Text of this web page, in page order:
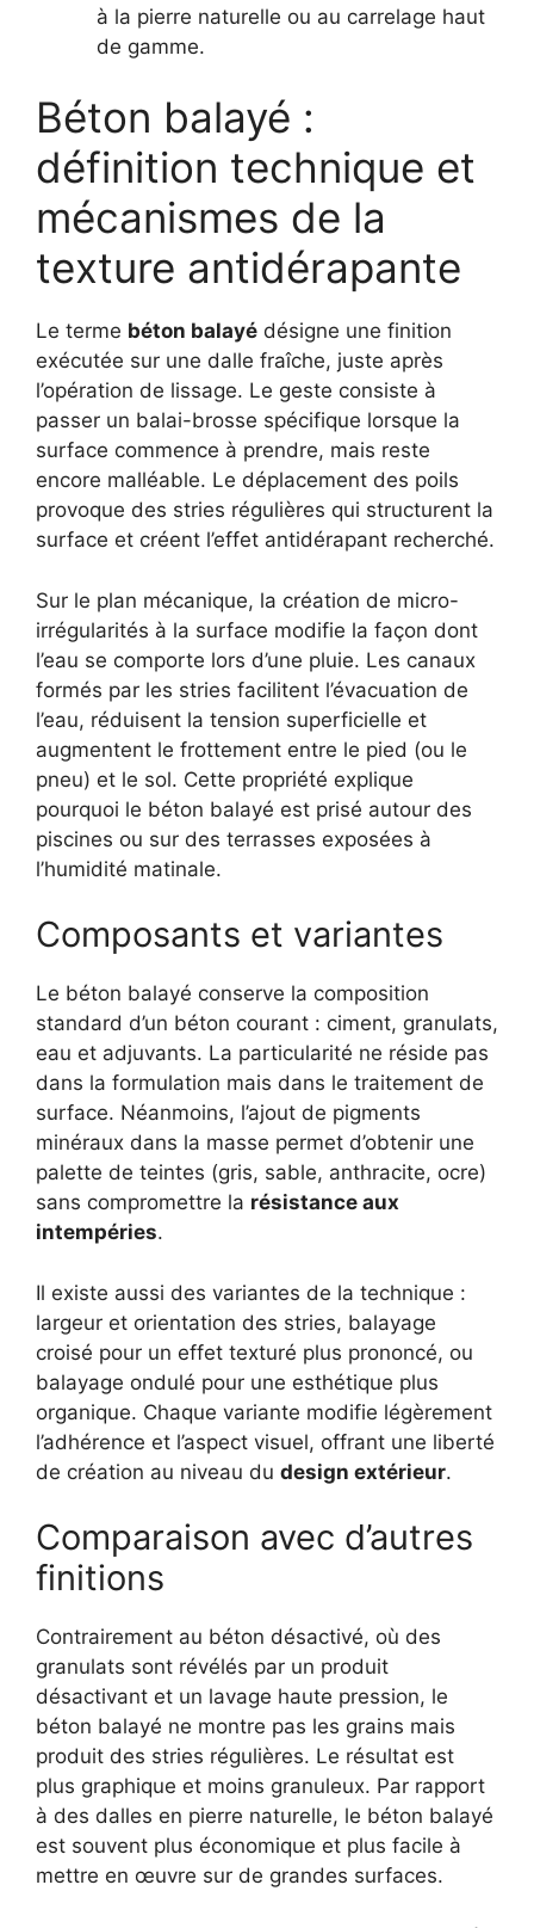
à la pierre naturelle ou au carrelage haut
de gamme.
Béton balayé :
définition technique et
mécanismes de la
texture antidérapante
Le terme béton balayé désigne une finition
exécutée sur une dalle fraîche, juste après
l’opération de lissage. Le geste consiste à
passer un balai-brosse spécifique lorsque la
surface commence à prendre, mais reste
encore malléable. Le déplacement des poils
provoque des stries régulières qui structurent la
surface et créent l’effet antidérapant recherché.
Sur le plan mécanique, la création de micro-
irrégularités à la surface modifie la façon dont
l’eau se comporte lors d’une pluie. Les canaux
formés par les stries facilitent l’évacuation de
l’eau, réduisent la tension superficielle et
augmentent le frottement entre le pied (ou le
pneu) et le sol. Cette propriété explique
pourquoi le béton balayé est prisé autour des
piscines ou sur des terrasses exposées à
l’humidité matinale.
Composants et variantes
Le béton balayé conserve la composition
standard d’un béton courant : ciment, granulats,
eau et adjuvants. La particularité ne réside pas
dans la formulation mais dans le traitement de
surface. Néanmoins, l’ajout de pigments
minéraux dans la masse permet d’obtenir une
palette de teintes (gris, sable, anthracite, ocre)
sans compromettre la résistance aux
intempéries.
Il existe aussi des variantes de la technique :
largeur et orientation des stries, balayage
croisé pour un effet texturé plus prononcé, ou
balayage ondulé pour une esthétique plus
organique. Chaque variante modifie légèrement
l’adhérence et l’aspect visuel, offrant une liberté
de création au niveau du design extérieur.
Comparaison avec d’autres
finitions
Contrairement au béton désactivé, où des
granulats sont révélés par un produit
désactivant et un lavage haute pression, le
béton balayé ne montre pas les grains mais
produit des stries régulières. Le résultat est
plus graphique et moins granuleux. Par rapport
à des dalles en pierre naturelle, le béton balayé
est souvent plus économique et plus facile à
mettre en œuvre sur de grandes surfaces.